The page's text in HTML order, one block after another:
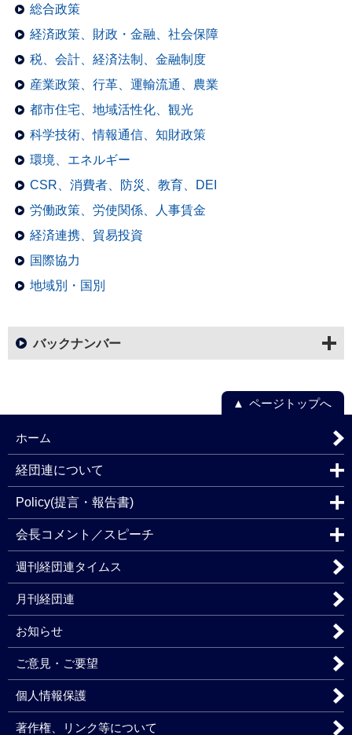
総合政策
経済政策、財政・金融、社会保障
税、会計、経済法制、金融制度
産業政策、行革、運輸流通、農業
都市住宅、地域活性化、観光
科学技術、情報通信、知財政策
環境、エネルギー
CSR、消費者、防災、教育、DEI
労働政策、労使関係、人事賃金
経済連携、貿易投資
国際協力
地域別・国別
バックナンバー
ページトップへ
ホーム
経団連について
Policy(提言・報告書)
会長コメント／スピーチ
週刊経団連タイムス
月刊経団連
お知らせ
ご意見・ご要望
個人情報保護
著作権、リンク等について